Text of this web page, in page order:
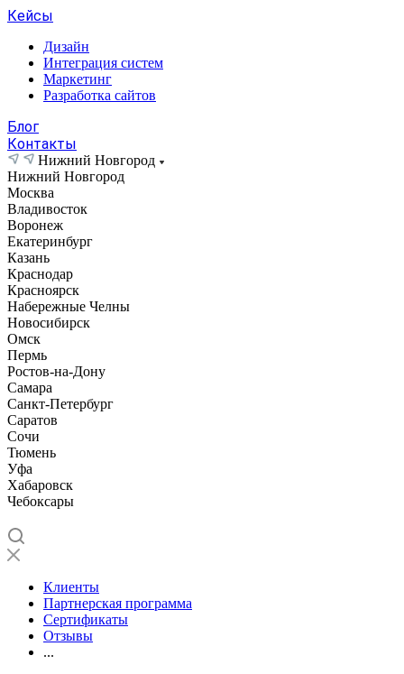
Кейсы
Дизайн
Интеграция систем
Маркетинг
Разработка сайтов
Блог
Контакты
Нижний Новгород
Нижний Новгород
Москва
Владивосток
Воронеж
Екатеринбург
Казань
Краснодар
Красноярск
Набережные Челны
Новосибирск
Омск
Пермь
Ростов-на-Дону
Самара
Санкт-Петербург
Саратов
Сочи
Тюмень
Уфа
Хабаровск
Чебоксары
Клиенты
Партнерская программа
Сертификаты
Отзывы
...